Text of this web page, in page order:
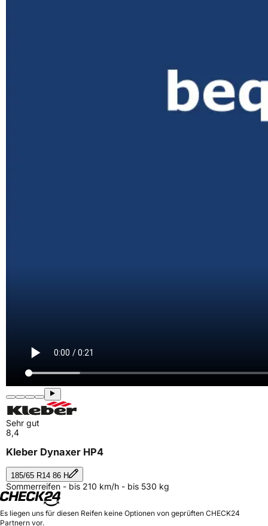
Sehr gut
8,4
Kleber Dynaxer HP4
185/65 R14 86 H
Sommerreifen - bis 210 km/h - bis 530 kg
Es liegen uns für diesen Reifen keine Optionen von geprüften CHECK24
Partnern vor.